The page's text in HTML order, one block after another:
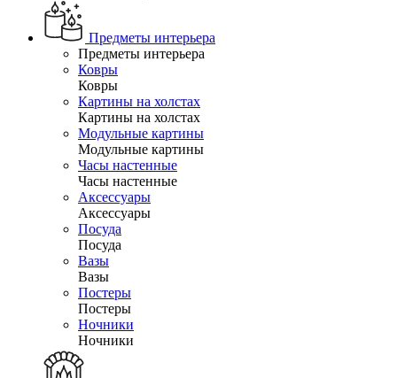
Предметы интерьера
Предметы интерьера
Ковры
Ковры
Картины на холстах
Картины на холстах
Модульные картины
Модульные картины
Часы настенные
Часы настенные
Аксессуары
Аксессуары
Посуда
Посуда
Вазы
Вазы
Постеры
Постеры
Ночники
Ночники